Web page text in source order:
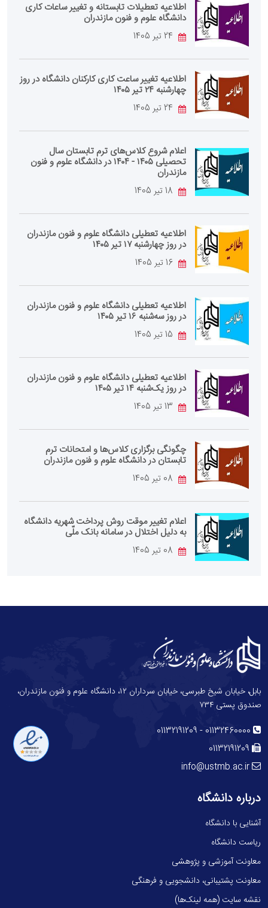
اطلاعیه تعطیلات تابستانه و تغییر ساعات کاری
دانشگاه علوم و فنون مازندران
اطلاعیه تغییر ساعت کاری کارکنان دانشگاه در روز
چهارشنبه ۲۴ تیر ۱۴۰۵
اعلام شروع کلاس‌های ترم تابستان سال
تحصیلی ۱۴۰۵ - ۱۴۰۴ در دانشگاه علوم و فنون
مازندران
اطلاعیه تعطیلی دانشگاه علوم و فنون مازندران
در روز چهارشنبه ۱۷ تیر ۱۴۰۵
اطلاعیه تعطیلی دانشگاه علوم و فنون مازندران
در روز سه‌شنبه ۱۶ تیر ۱۴۰۵
اطلاعیه تعطیلی دانشگاه علوم و فنون مازندران
در روز یک‌شنبه ۱۴ تیر ۱۴۰۵
چگونگی برگزاری کلاس‌ها و امتحانات ترم
تابستان در دانشگاه علوم و فنون مازندران
اعلام تغییر موقت روش پرداخت شهریه دانشگاه
به دلیل اختلال در سامانه بانک ملّی
بابل، خیابان شیخ طبرسی، خیابان سرداران ۱۲، دانشگاه علوم و فنون مازندران،
صندوق پستی ۷۳۴
01132460000
-
01132191209
01132191209
info@ustmb.ac.ir
درباره دانشگاه
آشنایی با دانشگاه
ریاست دانشگاه
معاونت آموزشی و پژوهشی
معاونت پشتیبانی، دانشجویی و فرهنگی
نقشه سایت (همه لینک‌ها)